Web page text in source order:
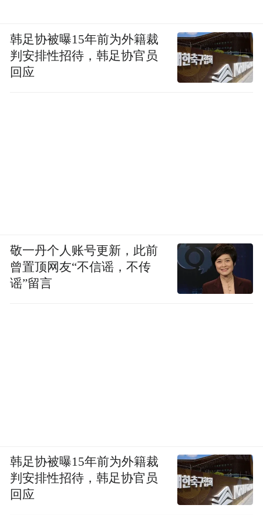
韩足协被曝15年前为外籍裁
判安排性招待，韩足协官员
回应
敬一丹个人账号更新，此前
曾置顶网友“不信谣，不传
谣”留言
韩足协被曝15年前为外籍裁
判安排性招待，韩足协官员
回应